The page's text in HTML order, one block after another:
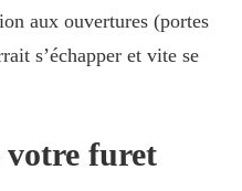
aux ouvertures (portes
s’échapper et vite se
votre furet